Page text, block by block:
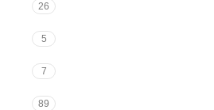
26
5
7
89